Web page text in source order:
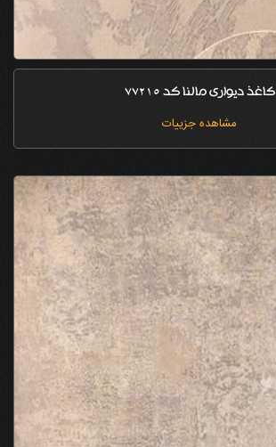
کاغذ دیواری مالنا کد 77215
مشاهده جزییات